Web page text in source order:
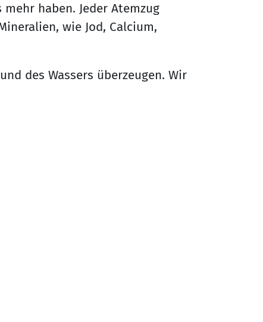
haben. Jeder Atemzug
wie Jod, Calcium,
des Wassers überzeugen. Wir